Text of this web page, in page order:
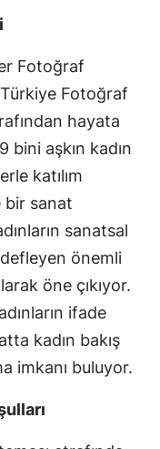
Mersin
İstanbul
İzmir
Kars
Kastamonu
Kayseri
Kırklareli
Kocaeli
Konya
Fotoğraf
Türkiye Fotoğraf
hayata
aşkın kadın
katılım
bir sanat
sanatsal
önemli
öne çıkıyor.
ifade
kadın bakış
imkanı buluyor.